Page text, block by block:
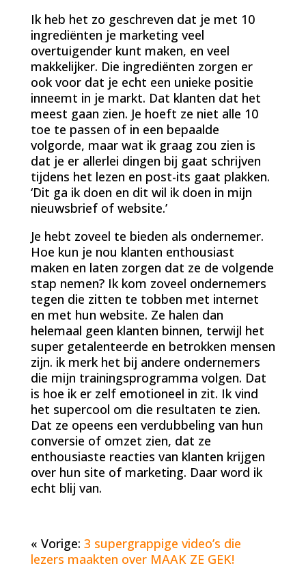
Ik heb het zo geschreven dat je met 10
ingrediënten je marketing veel
overtuigender kunt maken, en veel
makkelijker. Die ingrediënten zorgen er
ook voor dat je echt een unieke positie
inneemt in je markt. Dat klanten dat het
meest gaan zien. Je hoeft ze niet alle 10
toe te passen of in een bepaalde
volgorde, maar wat ik graag zou zien is
dat je er allerlei dingen bij gaat schrijven
tijdens het lezen en post-its gaat plakken.
‘Dit ga ik doen en dit wil ik doen in mijn
nieuwsbrief of website.’
Je hebt zoveel te bieden als ondernemer.
Hoe kun je nou klanten enthousiast
maken en laten zorgen dat ze de volgende
stap nemen? Ik kom zoveel ondernemers
tegen die zitten te tobben met internet
en met hun website. Ze halen dan
helemaal geen klanten binnen, terwijl het
super getalenteerde en betrokken mensen
zijn. ik merk het bij andere ondernemers
die mijn trainingsprogramma volgen. Dat
is hoe ik er zelf emotioneel in zit. Ik vind
het supercool om die resultaten te zien.
Dat ze opeens een verdubbeling van hun
conversie of omzet zien, dat ze
enthousiaste reacties van klanten krijgen
over hun site of marketing. Daar word ik
echt blij van.
« Vorige: 3 supergrappige video’s die
lezers maakten over MAAK ZE GEK!